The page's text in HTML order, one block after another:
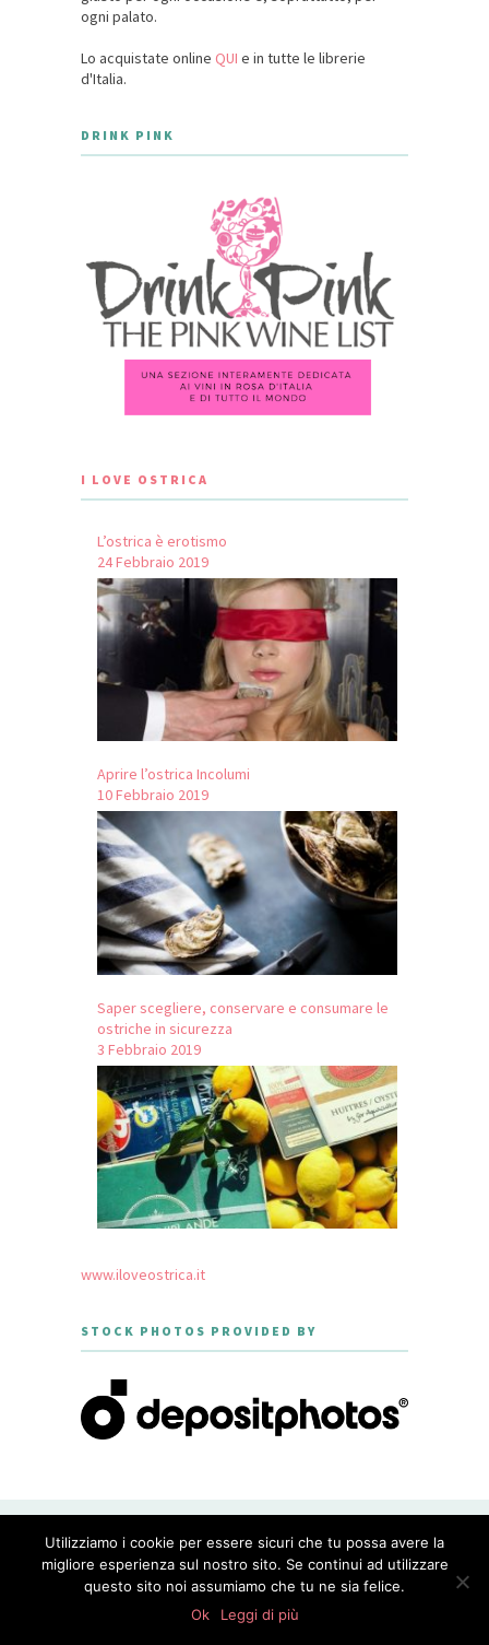
ogni palato.
Lo acquistate online QUI e in tutte le librerie
d'Italia.
DRINK PINK
I LOVE OSTRICA
L’ostrica è erotismo
24 Febbraio 2019
Aprire l’ostrica Incolumi
10 Febbraio 2019
Saper scegliere, conservare e consumare le
ostriche in sicurezza
3 Febbraio 2019
www.iloveostrica.it
STOCK PHOTOS PROVIDED BY
GOURMET - THEME DESIGNED BY
MERIDIANTHEMES
Utilizziamo i cookie per essere sicuri che tu possa avere la
migliore esperienza sul nostro sito. Se continui ad utilizzare
questo sito noi assumiamo che tu ne sia felice.
Ok
Leggi di più